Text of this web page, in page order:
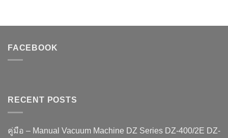
FACEBOOK
RECENT POSTS
คู่มือ – Manual Vacuum Machine DZ Series DZ-400/2E DZ-